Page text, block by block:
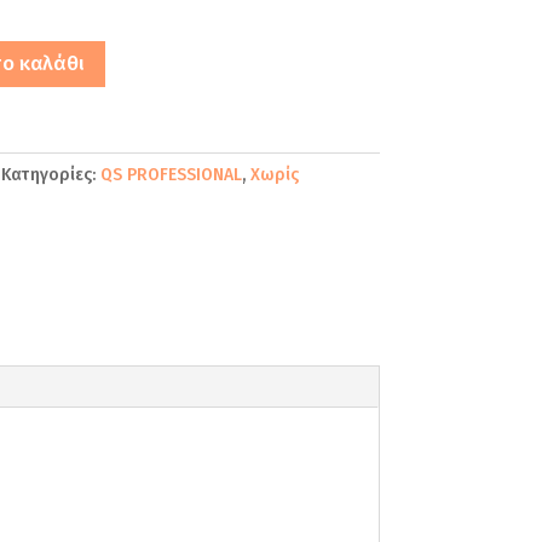
καλάθι
Κατηγορίες: QS PROFESSIONAL, Χωρίς